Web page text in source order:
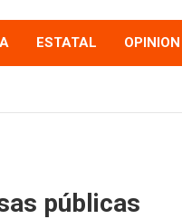
ESTATAL OPINION
públicas